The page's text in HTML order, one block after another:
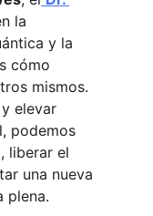
la
y la
cómo
mismos.
elevar
podemos
liberar el
una nueva
plena.